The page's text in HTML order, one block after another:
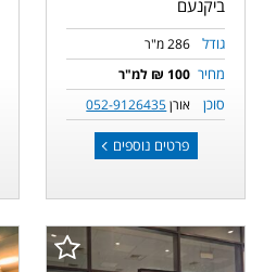
ביקנעם
גודל 286 מ"ר
מחיר 100 ₪ למ"ר
סוכן אורן052-9126435
פרטים נוספים